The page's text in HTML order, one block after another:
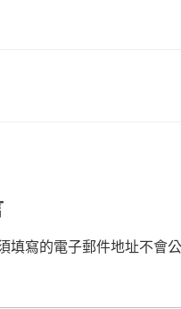
填寫的電子郵件地址不會